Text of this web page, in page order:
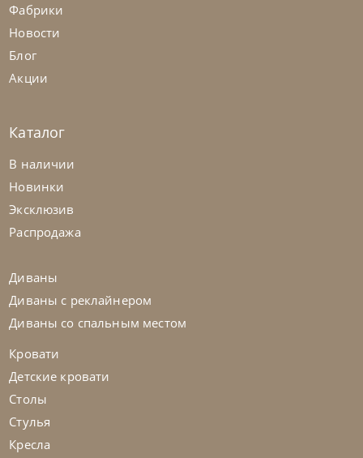
Nicolettihome
Диван Louise
Фабрики
Новости
Блог
Акции
Каталог
В наличии
Новинки
Эксклюзив
Распродажа
Диваны
Диваны с реклайнером
Диваны со спальным местом
Кровати
Детские кровати
Столы
Стулья
Кресла